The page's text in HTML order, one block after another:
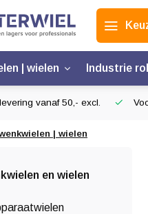
| wielen Industrie
vanaf 50,- excl.
| wielen
en wielen